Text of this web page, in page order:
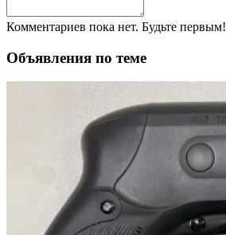
Комментариев пока нет. Будьте первым!
Объявления по теме